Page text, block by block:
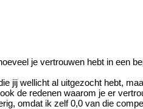
je vertrouwen hebt in een
jij wellicht al uitgezocht hebt,
de redenen waarom je er
omdat ik zelf 0,0 van die